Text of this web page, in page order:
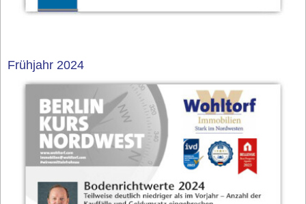
Frühjahr 2024